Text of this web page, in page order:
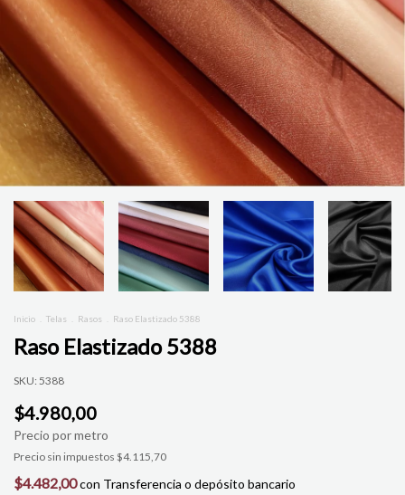
Inicio Telas Rasos Raso Elastizado 5388
Raso Elastizado 5388
SKU: 5388
$4.980,00
Precio sin impuestos $4.115,70
$4.482,00con Transferencia o depósito bancario